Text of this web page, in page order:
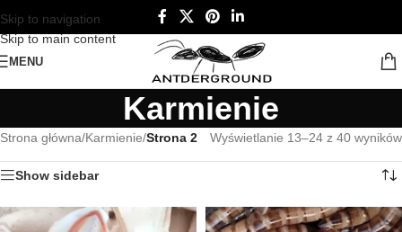
Skip to navigation
Skip to main content
MENU
Karmienie
Strona główna/Karmienie/Strona 2 Wyświetlanie 13–24 z 40 wyników
Show sidebar